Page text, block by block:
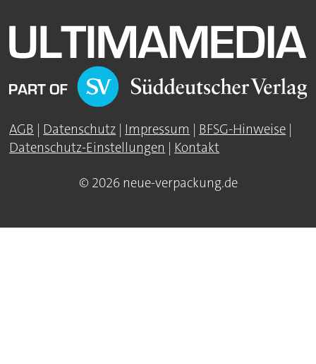
AGB | Datenschutz | Impressum | BFSG-Hinweise |
Datenschutz-Einstellungen | Kontakt
© 2026 neue-verpackung.de